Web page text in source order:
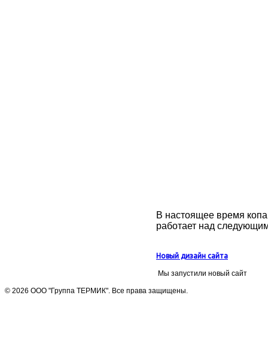
В настоящее время
работает над
Новый дизайн сайта
Мы запустили новый сайт
© 2026 ООО "Группа ТЕРМИК". Все права защищены.